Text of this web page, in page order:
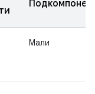
Мали